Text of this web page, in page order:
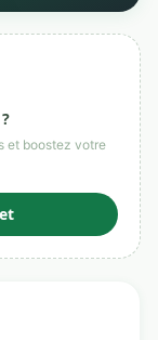
et boostez votre